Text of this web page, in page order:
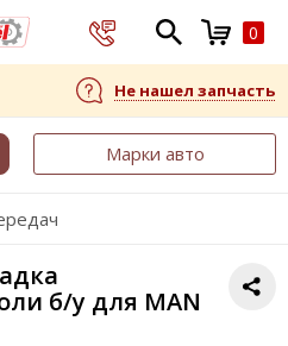
0
Не нашел запчасть
Марки авто
б/у для MAN